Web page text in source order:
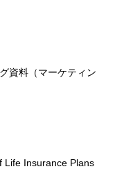
資料（マーケティン
Life Insurance Plans